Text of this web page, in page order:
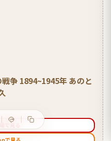
争 1894~1945年 あのと
で見る